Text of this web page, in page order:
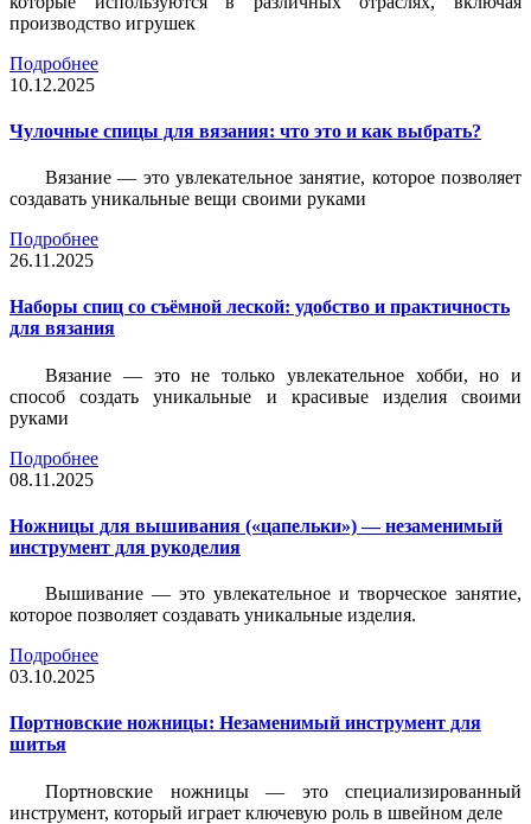
производство игрушек
Подробнее
10.12.2025
Чулочные спицы для вязания: что это и как выбрать?
Вязание — это увлекательное занятие, которое позволяет
создавать уникальные вещи своими руками
Подробнее
26.11.2025
Наборы спиц со съёмной леской: удобство и практичность
для вязания
Вязание — это не только увлекательное хобби, но и
способ создать уникальные и красивые изделия своими
руками
Подробнее
08.11.2025
Ножницы для вышивания («цапельки») — незаменимый
инструмент для рукоделия
Вышивание — это увлекательное и творческое занятие,
которое позволяет создавать уникальные изделия.
Подробнее
03.10.2025
Портновские ножницы: Незаменимый инструмент для
шитья
Портновские ножницы — это специализированный
инструмент, который играет ключевую роль в швейном деле